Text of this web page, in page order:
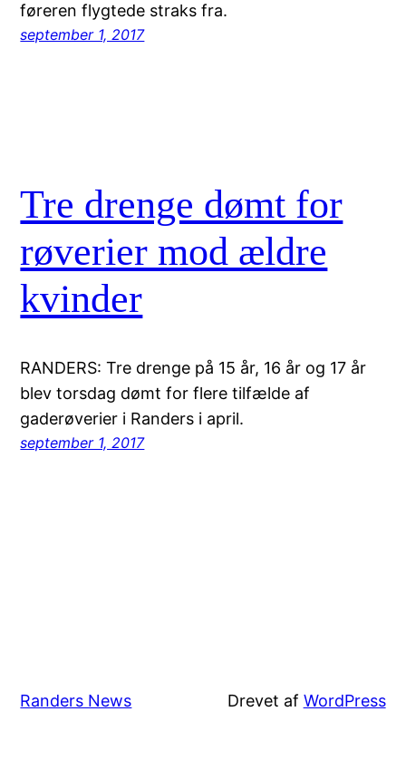
føreren flygtede straks fra.
september 1, 2017
Tre drenge dømt for
røverier mod ældre
kvinder
RANDERS: Tre drenge på 15 år, 16 år og 17 år
blev torsdag dømt for flere tilfælde af
gaderøverier i Randers i april.
september 1, 2017
Randers News Drevet af WordPress